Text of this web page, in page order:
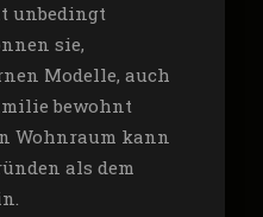
unbedingt
sie,
Modelle, auch
bewohnt
Wohnraum kann
als dem